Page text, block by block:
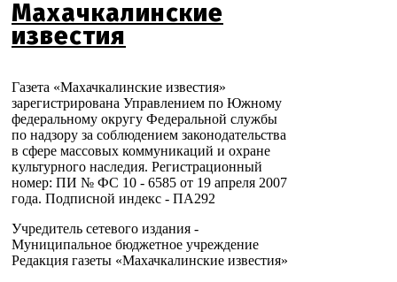
Махачкалинские
известия
Газета «Махачкалинские известия»
зарегистрирована Управлением по Южному
федеральному округу Федеральной службы
по надзору за соблюдением законодательства
в сфере массовых коммуникаций и охране
культурного наследия. Регистрационный
номер: ПИ № ФС 10 - 6585 от 19 апреля 2007
года. Подписной индекс - ПА292
Учредитель сетевого издания -
Муниципальное бюджетное учреждение
Редакция газеты «Махачкалинские известия»